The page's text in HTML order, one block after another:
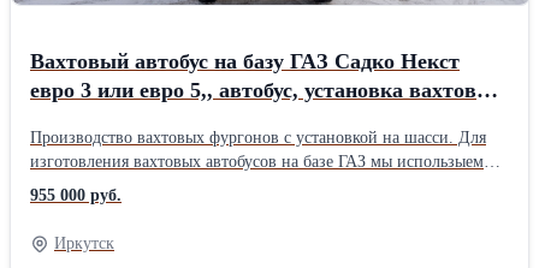
Вахтовый автобус на базу ГАЗ Садко Некст
евро 3 или евро 5,, автобус, установка вахтовых
Производство вахтовых фургонов с установкой на шасси. Для
изготовления вахтовых автобусов на базе ГАЗ мы использыем
как шасси Заказчика, так и поставляем технику в сборе. Новое
базовые атвомобили мы поставляем с дизельным двигателем
Евро 5 или евро 3. Наличие ОТТС на всю технику. Вахтовый
автобус на базе ГАЗ Садко мы готовы поставить как в лизинг, так
955 000 руб.
Иркутск